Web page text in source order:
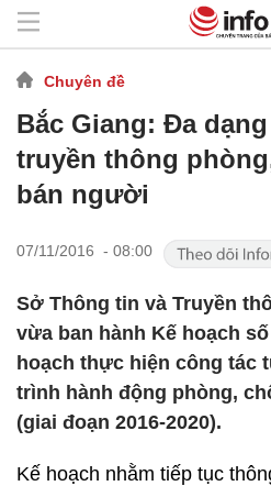
Chuyên đề
Bắc Giang: Đa
truyền thông
bán người
07/11/2016 - 08:00
Sở Thông tin và Truyền
vừa ban hành Kế hoạch số
hoạch thực hiện công tác
trình hành động phòng,
(giai đoạn 2016-2020).
Kế hoạch nhằm tiếp tục